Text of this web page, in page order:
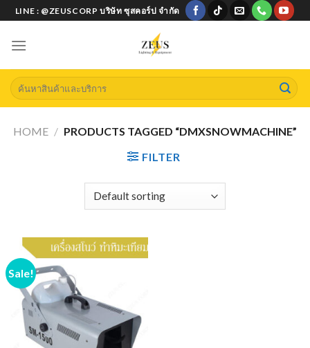
Skip
to
content
LINE : @ZEUSCORP บริษัท ซุสคอร์ป จำกัด
Search
for:
HOME / PRODUCTS TAGGED “DMXSNOWMACHINE”
FILTER
Sale!